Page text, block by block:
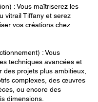
: Vous maîtriserez les
vitrail Tiffany et serez
vos créations chez
: Vous
techniques avancées et
des projets plus ambitieux,
complexes, des œuvres
ou encore des
dimensions.